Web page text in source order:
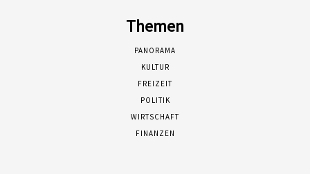
Themen
PANORAMA
KULTUR
FREIZEIT
POLITIK
WIRTSCHAFT
FINANZEN